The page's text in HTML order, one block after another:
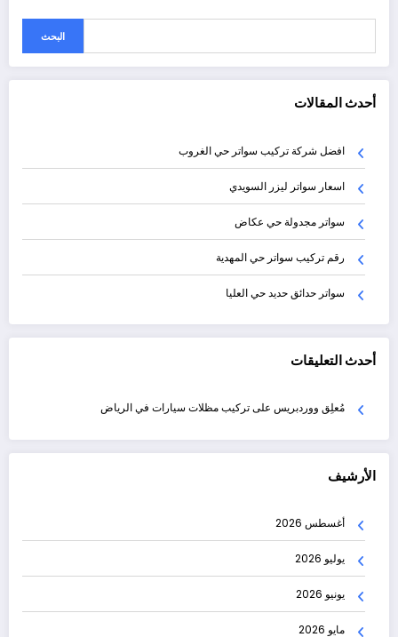
البحث
أحدث المقالات
افضل شركة تركيب سواتر حي الغروب
اسعار سواتر ليزر السويدي
سواتر مجدولة حي عكاض
رقم تركيب سواتر حي المهدية
سواتر حدائق حديد حي العليا
أحدث التعليقات
مُعلِق ووردبريس علىتركيب مظلات سيارات في الرياض
الأرشيف
أغسطس 2026
يوليو 2026
يونيو 2026
مايو 2026